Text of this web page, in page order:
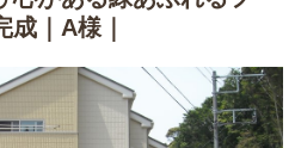
｜A様｜